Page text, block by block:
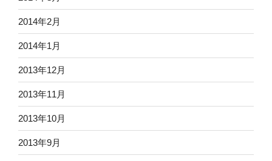
2014年2月
2014年1月
2013年12月
2013年11月
2013年10月
2013年9月